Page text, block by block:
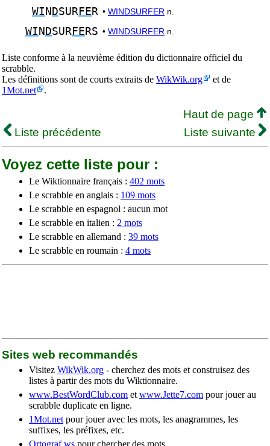
WI N DSURFE R • WINDSURFER n.
WI N DSURFE RS • WINDSURFER n.
Liste conforme à la neuvième édition du dictionnaire officiel du
scrabble.
Les définitions sont de courts extraits de WikWik.org
et de
1Mot.net
.
Haut de page
Liste précédente
Liste suivante
Voyez cette liste pour :
Le Wiktionnaire français : 402 mots
Le scrabble en anglais : 109 mots
Le scrabble en espagnol : aucun mot
Le scrabble en italien : 2 mots
Le scrabble en allemand : 39 mots
Le scrabble en roumain : 4 mots
Sites web recommandés
Visitez WikWik.org - cherchez des mots et construisez des
listes à partir des mots du Wiktionnaire.
www.BestWordClub.com et www.Jette7.com pour jouer au
scrabble duplicate en ligne.
1Mot.net pour jouer avec les mots, les anagrammes, les
suffixes, les préfixes, etc.
Ortograf.ws pour chercher des mots.